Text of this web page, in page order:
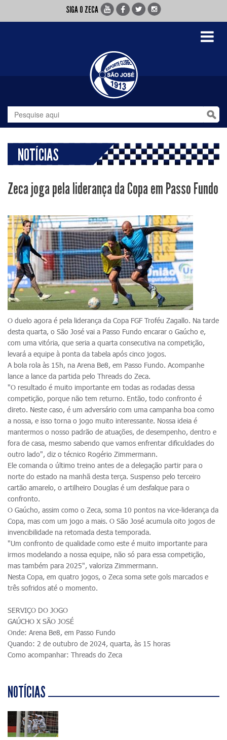
SIGA O ZECA
Toggle
NOTÍCIAS
Zeca joga pela liderança da Copa em Passo Fundo
O duelo agora é pela liderança da Copa FGF Troféu Zagallo. Na tarde
desta quarta, o São José vai a Passo Fundo encarar o Gaúcho e,
com uma vitória, que seria a quarta consecutiva na competição,
levará a equipe à ponta da tabela após cinco jogos.
A bola rola às 15h, na Arena Be8, em Passo Fundo. Acompanhe
lance a lance da partida pelo Threads do Zeca.
"O resultado é muito importante em todas as rodadas dessa
competição, porque não tem returno. Então, todo confronto é
direto. Neste caso, é um adversário com uma campanha boa como
a nossa, e isso torna o jogo muito interessante. Nossa ideia é
mantermos o nosso padrão de atuações, de desempenho, dentro e
fora de casa, mesmo sabendo que vamos enfrentar dificuldades do
outro lado", diz o técnico Rogério Zimmermann.
Ele comanda o último treino antes de a delegação partir para o
norte do estado na manhã desta terça. Suspenso pelo terceiro
cartão amarelo, o artilheiro Douglas é um desfalque para o
confronto.
O Gaúcho, assim como o Zeca, soma 10 pontos na vice-liderança da
Copa, mas com um jogo a mais. O São José acumula oito jogos de
invencibilidade na retomada desta temporada.
"Um confronto de qualidade como este é muito importante para
irmos modelando a nossa equipe, não só para essa competição,
mas também para 2025", valoriza Zimmermann.
Nesta Copa, em quatro jogos, o Zeca soma sete gols marcados e
três sofridos até o momento.
SERVIÇO DO JOGO
GAÚCHO X SÃO JOSÉ
Onde: Arena Be8, em Passo Fundo
Quando: 2 de outubro de 2024, quarta, às 15 horas
Como acompanhar: Threads do Zeca
NOTÍCIAS